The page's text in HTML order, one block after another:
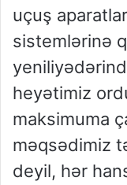
uçuş
sistemlərinə
yeniliyə
heyətimiz
maksimuma
məqsədimiz
deyil, hər